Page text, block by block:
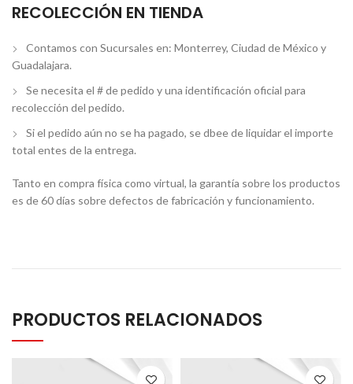
RECOLECCIÓN EN TIENDA
Contamos con Sucursales en: Monterrey, Ciudad de México y
Guadalajara.
Se necesita el # de pedido y una identificación oficial para
recolección del pedido.
Si el pedido aún no se ha pagado, se dbee de liquidar el importe
total entes de la entrega.
Tanto en compra física como virtual, la garantía sobre los productos
es de 60 días sobre defectos de fabricación y funcionamiento.
PRODUCTOS RELACIONADOS